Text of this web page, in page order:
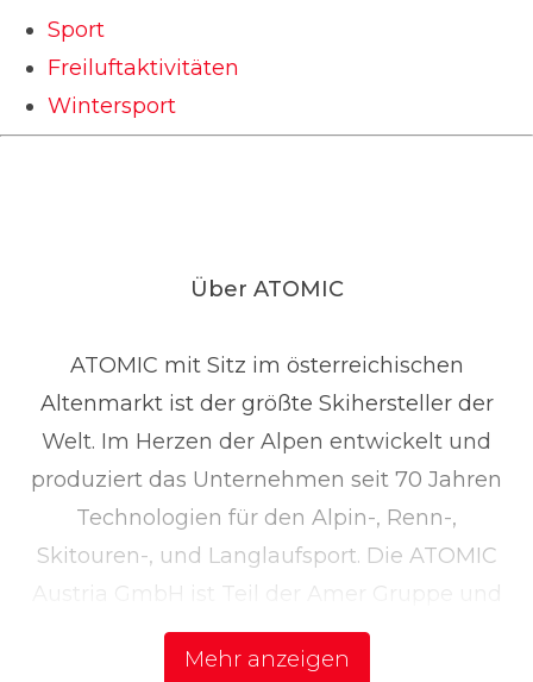
Sport
Freiluftaktivitäten
Wintersport
Über ATOMIC
ATOMIC mit Sitz im österreichischen
Altenmarkt ist der größte Skihersteller der
Welt. Im Herzen der Alpen entwickelt und
produziert das Unternehmen seit 70 Jahren
Technologien für den Alpin-, Renn-,
Skitouren-, und Langlaufsport. Die ATOMIC
Austria GmbH ist Teil der Amer Gruppe und
beschäftigt rund 800 Mitarbeiter. Als
Marktführer in Qualität und technologischen
Mehr anzeigen